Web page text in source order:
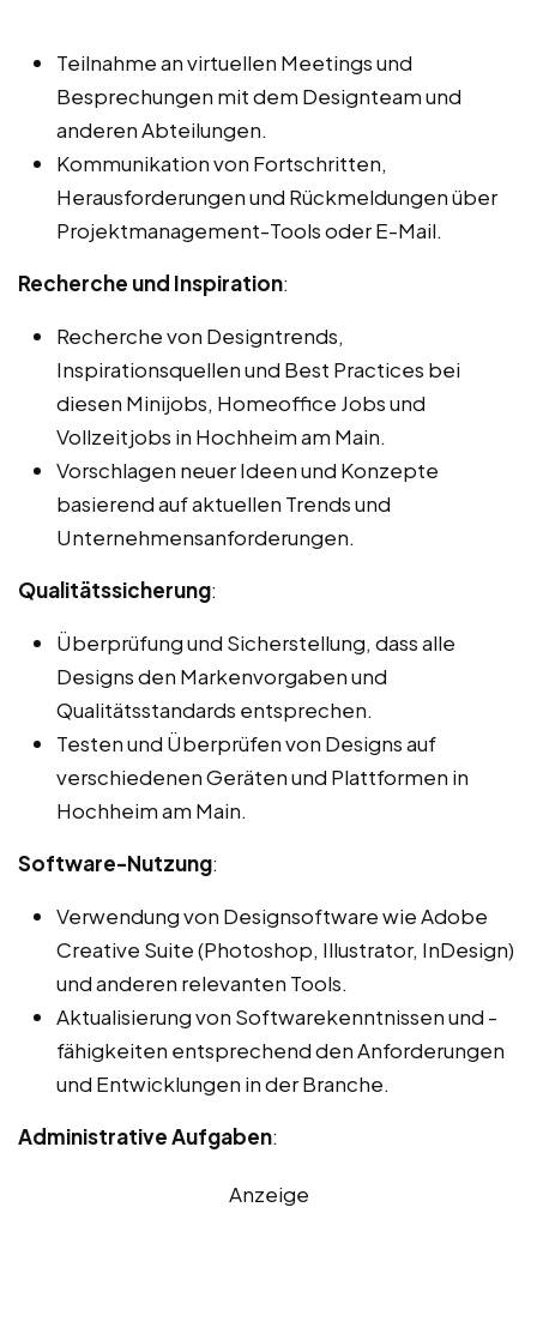
Teilnahme an virtuellen Meetings und
Besprechungen mit dem Designteam und
anderen Abteilungen.
Kommunikation von Fortschritten,
Herausforderungen und Rückmeldungen über
Projektmanagement-Tools oder E-Mail.
Recherche und Inspiration:
Recherche von Designtrends,
Inspirationsquellen und Best Practices bei
diesen Minijobs, Homeoffice Jobs und
Vollzeitjobs in Hochheim am Main.
Vorschlagen neuer Ideen und Konzepte
basierend auf aktuellen Trends und
Unternehmensanforderungen.
Qualitätssicherung:
Überprüfung und Sicherstellung, dass alle
Designs den Markenvorgaben und
Qualitätsstandards entsprechen.
Testen und Überprüfen von Designs auf
verschiedenen Geräten und Plattformen in
Hochheim am Main.
Software-Nutzung:
Verwendung von Designsoftware wie Adobe
Creative Suite (Photoshop, Illustrator, InDesign)
und anderen relevanten Tools.
Aktualisierung von Softwarekenntnissen und -
fähigkeiten entsprechend den Anforderungen
und Entwicklungen in der Branche.
Administrative Aufgaben:
Anzeige